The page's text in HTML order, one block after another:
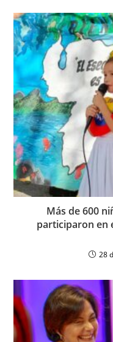
Más de 600
participaron en
28